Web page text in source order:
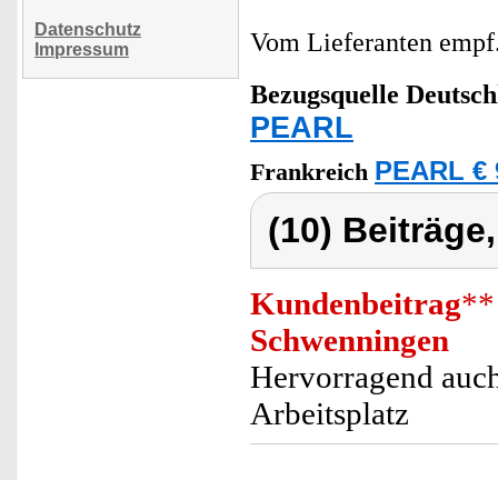
Datenschutz
Impressum
Vom Lieferanten
Bezugsquelle
PEARL
Frankreich PEARL €
(10)
Kundenbeitrag**
Schwenningen
Hervorragend
Arbeitsplatz